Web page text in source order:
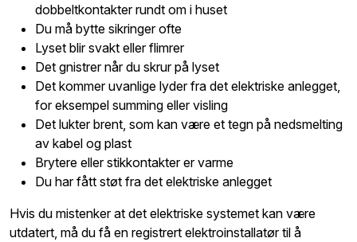
dobbeltkontakter rundt om i huset
Du må bytte sikringer ofte
Lyset blir svakt eller flimrer
Det gnistrer når du skrur på lyset
Det kommer uvanlige lyder fra det elektriske anlegget,
for eksempel summing eller visling
Det lukter brent, som kan være et tegn på nedsmelting
av kabel og plast
Brytere eller stikkontakter er varme
Du har fått støt fra det elektriske anlegget
Hvis du mistenker at det elektriske systemet kan være
utdatert, må du få en registrert elektroinstallatør til å